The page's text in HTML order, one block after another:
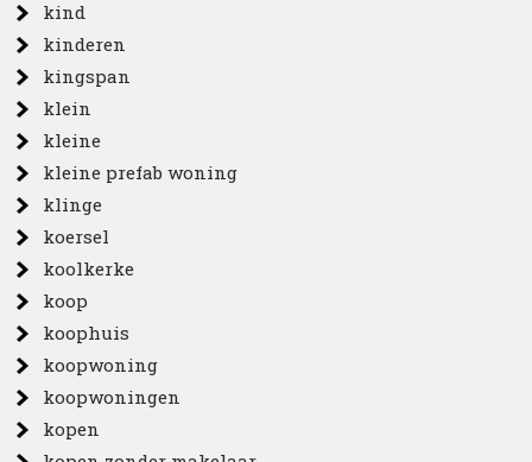
kind
kinderen
kingspan
klein
kleine
kleine prefab woning
klinge
koersel
koolkerke
koop
koophuis
koopwoning
koopwoningen
kopen